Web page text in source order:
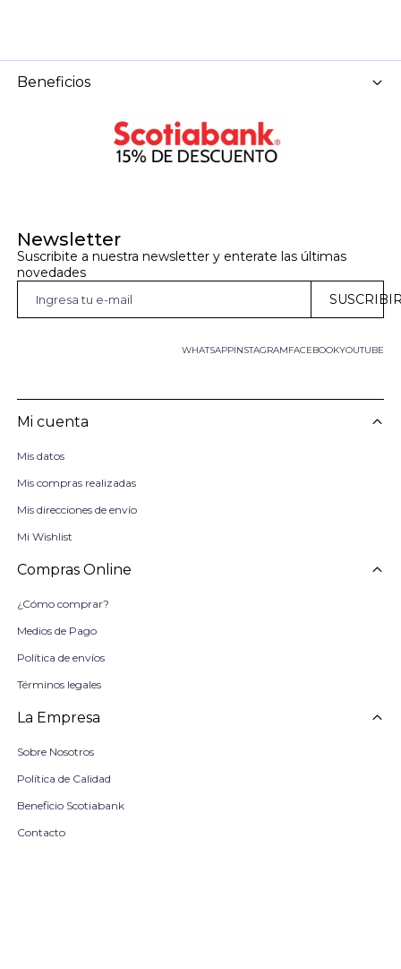
Newsletter
Suscribite a nuestra newsletter y enterate las últimas
novedades
WHATSAPP FACEBOOKYOUTUBE
INSTAGRAM
Mi cuenta
Mis datos
Mis compras realizadas
Mis direcciones de envío
Mi Wishlist
Compras Online
¿Cómo comprar?
Medios de Pago
Política de envíos
Términos legales
La Empresa
Sobre Nosotros
Política de Calidad
Beneficio Scotiabank
Contacto
Beneficios